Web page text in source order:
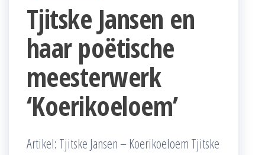
Tjitske Jansen en
haar poëtische
meesterwerk
‘Koerikoeloem’
Artikel: Tjitske Jansen – Koerikoeloem Tjitske